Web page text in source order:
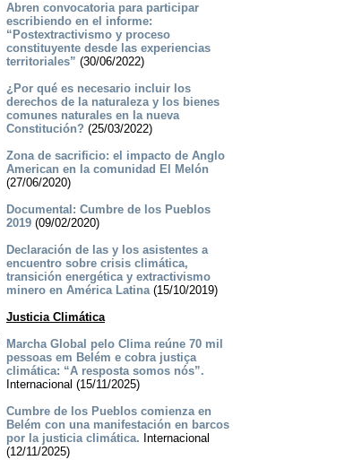
Abren convocatoria para participar
escribiendo en el informe:
“Postextractivismo y proceso
constituyente desde las experiencias
territoriales” (30/06/2022)
¿Por qué es necesario incluir los
derechos de la naturaleza y los bienes
comunes naturales en la nueva
Constitución? (25/03/2022)
Zona de sacrificio: el impacto de Anglo
American en la comunidad El Melón
(27/06/2020)
Documental: Cumbre de los Pueblos
2019(09/02/2020)
Declaración de las y los asistentes a
encuentro sobre crisis climática,
transición energética y extractivismo
minero en América Latina(15/10/2019)
Justicia Climática
Marcha Global pelo Clima reúne 70 mil
pessoas em Belém e cobra justiça
climática: “A resposta somos nós”.
Internacional (15/11/2025)
Cumbre de los Pueblos comienza en
Belém con una manifestación en barcos
por la justicia climática. Internacional
(12/11/2025)